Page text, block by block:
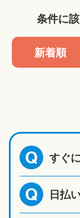
条件に
新着順
Q すぐ
Q 日払